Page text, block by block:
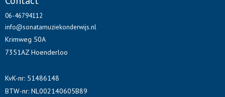
o
k
i
n
e
t
06-46794112
info@sonatamuziekonderwijs.nl
Krimweg 50A
7351AZ Hoenderloo
KvK-nr: 51486148
BTW-nr: NL002140605B89